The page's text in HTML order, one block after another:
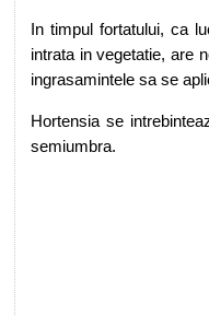
In timpul fortatului, ca
intrata in vegetatie, are
ingrasamintele sa se
Hortensia se
semiumbra.